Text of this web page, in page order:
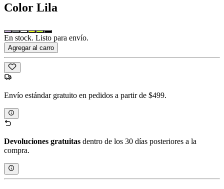
Color Lila
En stock. Listo para envío.
Agregar al carro
Envío estándar gratuito en pedidos a partir de $499.
Devoluciones gratuitas dentro de los 30 días posteriores a la
compra.